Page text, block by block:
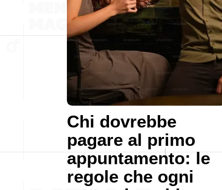
Chi dovrebbe
pagare al primo
appuntamento: le
regole che ogni